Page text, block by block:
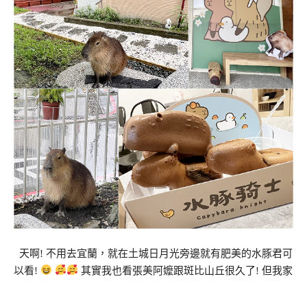
天啊! 不用去宜蘭，就在土城日月光旁邊就有肥美的水豚君可
以看!
其實我也看張美阿嬤跟斑比山丘很久了! 但我家